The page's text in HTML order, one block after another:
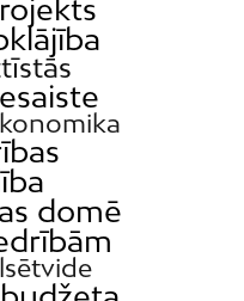
domē